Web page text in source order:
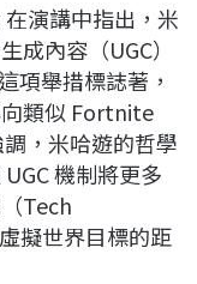
在演講中指出，米
成內容（UGC）
項舉措標誌著，
類似 Fortnite
，米哈遊的哲學
機制將更多
Tech
擬世界目標的距